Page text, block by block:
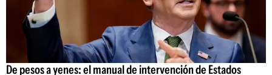
De pesos a yenes: el manual de intervención de Estados